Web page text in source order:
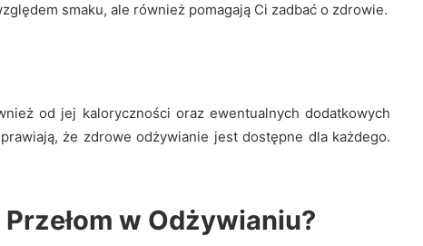
smaku, ale również pomagają Ci zadbać o zdrowie.
od jej kaloryczności oraz ewentualnych dodatkowych
że zdrowe odżywianie jest dostępne dla każdego.
w Odżywianiu?